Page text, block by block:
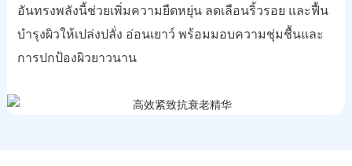
อันทรงพลังนี้ช่วยเพิ่มความยืดหยุ่น ลดเลือนริ้วรอย และฟื้น
บำรุงผิวให้เปล่งปลั่ง อ่อนเยาว์ พร้อมมอบความชุ่มชื้นและ
การปกป้องผิวยาวนาน